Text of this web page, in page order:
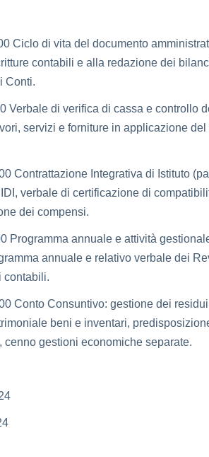
Ciclo di vita del documento
contabili e alla redazione dei
Conti.
Verbale di verifica di cassa e controllo
servizi e forniture in applicazione
Contrattazione Integrativa di Istituto
verbale di certificazione di
dei compensi.
Programma annuale e attività
annuale e relativo verbale dei
contabili.
Conto Consuntivo: gestione dei
beni e inventari,
gestioni economiche separate.